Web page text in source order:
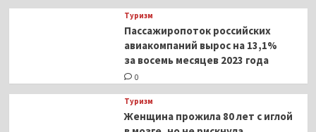
Туризм
Пассажиропоток российских
авиакомпаний вырос на 13,1%
за восемь месяцев 2023 года
0
Туризм
Женщина прожила 80 лет с иглой